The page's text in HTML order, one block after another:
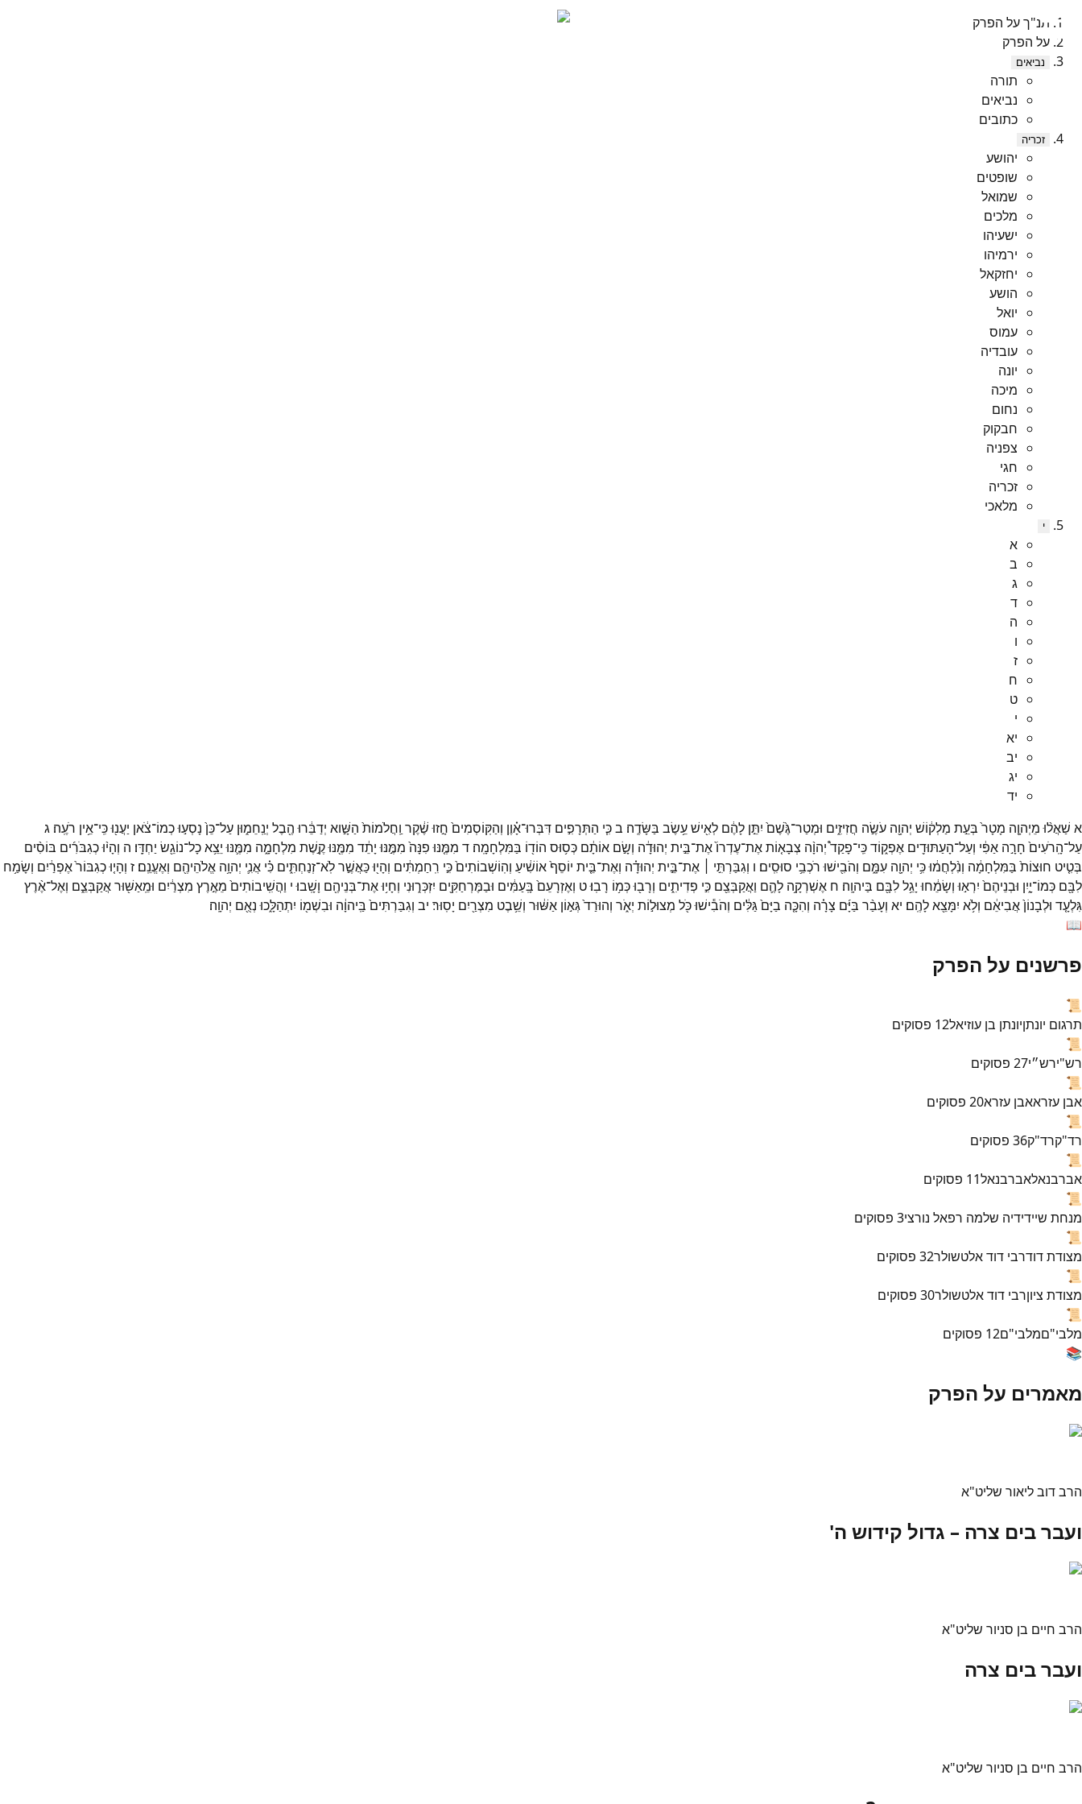
תנ"ך על הפרק
על הפרק
נביאים
תורה
נביאים
כתובים
זכריה
יהושע
שופטים
שמואל
מלכים
ישעיהו
ירמיהו
יחזקאל
הושע
יואל
עמוס
עובדיה
יונה
מיכה
נחום
חבקוק
צפניה
חגי
זכריה
מלאכי
י
א
ב
ג
ד
ה
ו
ז
ח
ט
י
יא
יב
יג
יד
א שַׁאֲל֨וּ מֵיְהוָ֤ה מָטָר֙ בְּעֵ֣ת מַלְק֔וֹשׁ יְהוָ֖ה עֹשֶׂ֣ה חֲזִיזִ֑ים וּמְטַר־גֶּ֙שֶׁם֙ יִתֵּ֣ן לָהֶ֔ם לְאִ֖ישׁעֵ֥שֶׂב בַּשָּׂדֶֽה׃ בכִּ֧י הַתְּרָפִ֣ים דִּבְּרוּ־אָ֗וֶן וְהַקּֽוֹסְמִים֙ חָ֣זוּ שֶׁ֔קֶר וַֽחֲלֹמוֹת֙ הַשָּׁ֣וא יְדַבֵּ֔רוּ הֶ֖בֶל יְנַֽחֵמ֑וּן עַל־כֵּן֙ נָסְע֣וּכְמוֹ־צֹ֔אן יַעֲנ֖וּכִּֽי־אֵ֥ין רֹעֶֽה׃ ג
עַל־הָֽרֹעִים֙ חָרָ֣ה אַפִּ֔י וְעַל־הָעַתּוּדִ֖ים אֶפְק֑וֹדכִּֽי־פָקַד֩ יְהוָ֨ה צְבָא֤וֹתאֶת־עֶדְרוֹ֙אֶת־בֵּ֣ית יְהוּדָ֔ה וְשָׂ֣ם אוֹתָ֔ם כְּס֥וּס הוֹד֖וֹ בַּמִּלְחָמָֽה׃ ד מִמֶּ֤נּוּ פִנָּה֙ מִמֶּ֣נּוּ יָתֵ֔ד מִמֶּ֖נּוּקֶ֣שֶׁת מִלְחָמָ֑ה מִמֶּ֛נּוּ יֵצֵ֥אכָל־נוֹגֵ֖שׂ יַחְדָּֽו׃ ה וְהָי֨וּכְגִבֹּרִ֜ים בּוֹסִ֨ים
בְּטִ֤יט חוּצוֹת֙ בַּמִּלְחָמָ֔ה וְנִ֨לְחֲמ֔וּכִּ֥י יְהוָ֖ה עִמָּ֑ם וְהֹבִ֖ישׁוּ רֹכְבֵ֥י סוּסִֽים׃ ו וְגִבַּרְתִּ֣י ׀ אֶת־בֵּ֣ית יְהוּדָ֗ה וְאֶת־בֵּ֤ית יוֹסֵף֙אוֹשִׁ֔יעַ וְהֽוֹשְׁבוֹתִים֙כִּ֣י רִֽחַמְתִּ֔ים וְהָי֖וּכַּאֲשֶׁ֣רלֹֽא־זְנַחְתִּ֑ים כִּ֗י אֲנִ֛י יְהוָ֥ה אֱלֹהֵיהֶ֖ם וְאֶעֱנֵֽם׃ ז וְהָי֤וּכְגִבּוֹר֙אֶפְרַ֔יִם וְשָׂמַ֥ח
לִבָּ֖ם כְּמוֹ־יָ֑יִן וּבְנֵיהֶם֙ יִרְא֣וּ וְשָׂמֵ֔חוּ יָגֵ֥ללִבָּ֖ם בַּיהוָֽה׃ ח אֶשְׁרְקָ֥ה לָהֶ֛ם וַאֲקַבְּצֵ֖ם כִּ֣י פְדִיתִ֑ים וְרָב֖וּכְּמ֥וֹ רָבֽוּ׃ט וְאֶזְרָעֵם֙ בָּֽעַמִּ֔ים וּבַמֶּרְחַקִּ֖ים יִזְכְּר֑וּנִי וְחָי֥וּאֶת־בְּנֵיהֶ֖ם וָשָֽׁבוּ׃ י וַהֲשִֽׁיבוֹתִים֙ מֵאֶ֣רֶץ מִצְרַ֔יִם וּמֵֽאַשּׁ֖וּראֲקַבְּצֵ֑ם וְאֶל־אֶ֨רֶץ
גִּלְעָ֤ד וּלְבָנוֹן֙אֲבִיאֵ֔ם וְלֹ֥א יִמָּצֵ֖אלָהֶֽם׃ יא וְעָבַ֨ר בַּיָּ֜ם צָרָ֗ה וְהִכָּ֤ה בַיָּם֙גַּלִּ֔ים וְהֹבִ֕ישׁוּכֹּ֖ל מְצוּל֣וֹת יְאֹ֑ר וְהוּרַד֙גְּא֣וֹן אַשּׁ֔וּר וְשֵׁ֥בֶט מִצְרַ֖יִם יָסֽוּר׃ יב וְגִבַּרְתִּים֙ בַּֽיהוָ֔ה וּבִשְׁמ֖וֹ יִתְהַלָּ֑כוּ נְאֻ֖ם יְהוָֽה׃
📖
פרשנים על הפרק
📜
תרגום יונתןיונתן בן עוזיאל12 פסוקים
📜
רש"ירש״י27 פסוקים
📜
אבן עזראאבן עזרא20 פסוקים
📜
רד"קרד"ק36 פסוקים
📜
אברבנאלאברבנאל11 פסוקים
📜
מנחת שיידידיה שלמה רפאל נורצי3 פסוקים
📜
מצודת דודרבי דוד אלטשולר32 פסוקים
📜
מצודת ציוןרבי דוד אלטשולר30 פסוקים
📜
מלבי"םמלבי"ם12 פסוקים
📚
מאמרים על הפרק
הרב דוב ליאור שליט"א
ועבר בים צרה – גדול קידוש ה'
הרב חיים בן סניור שליט"א
ועבר בים צרה
הרב חיים בן סניור שליט"א